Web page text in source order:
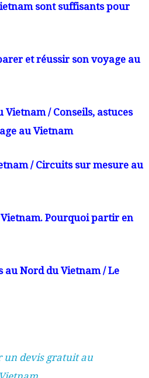
sont suffisantspour
et réussir son voyage au
/ Conseils, astuces
au Vietnam
/ Circuits sur mesure au
Pourquoi partir en
Nord du Vietnam / Le